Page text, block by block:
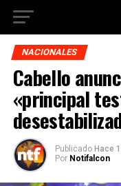
NACIONALES
Cabello
«principal
Publicado Hace
Por Notifalcon